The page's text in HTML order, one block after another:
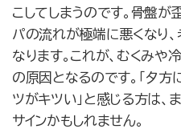
こしてしまうのです。骨盤が
パの流れが極端に悪くなり
なります。これが、むくみや
の原因となるのです。「夕
ツがキツい」と感じる方は
サインかもしれません。